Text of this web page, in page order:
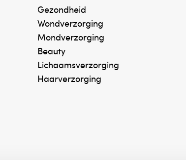
Gezondheid
Wondverzorging
Mondverzorging
Beauty
Lichaamsverzorging
Haarverzorging